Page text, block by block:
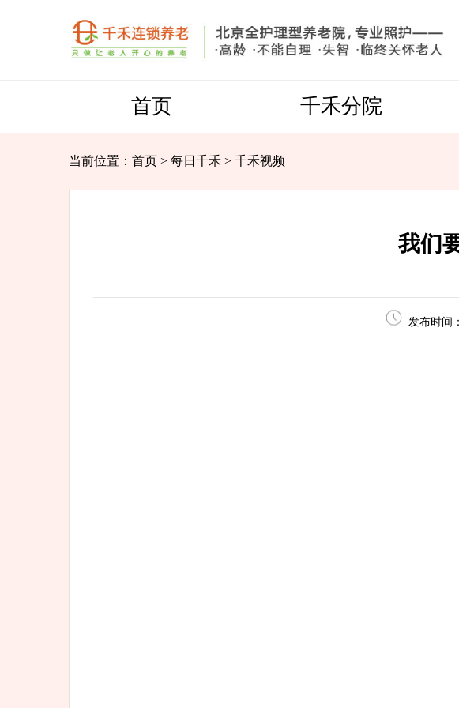
首页 千禾分院
当前位置： 首页 > 每日千禾 > 千禾视频
我们
发布时间